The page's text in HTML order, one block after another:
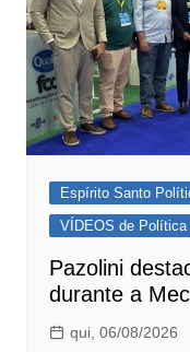
Espírito Santo
VÍDEOS de Política
Pazolini
durante a
qui, 06/08/2026